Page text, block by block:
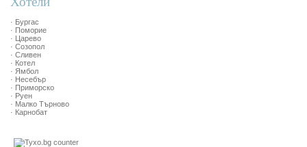
· Бургас
· Поморие
· Царево
· Созопол
· Сливен
· Котел
· Ямбол
· Несебър
· Приморско
· Руен
· Малко Търново
· Карнобат